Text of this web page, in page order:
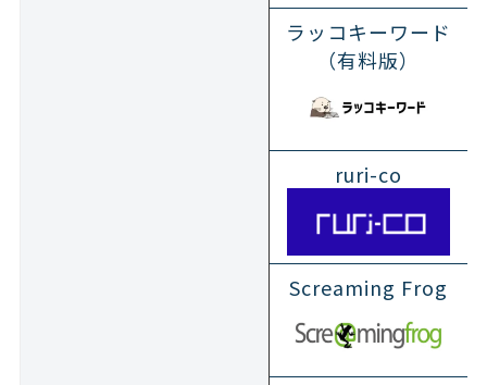
ラッコキーワード
（有料版）
ruri-co
Screaming Frog